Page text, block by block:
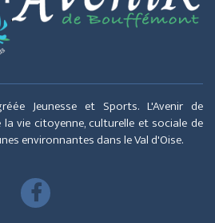
Jeunesse et Sports. L'Avenir de
vie citoyenne, culturelle et sociale de
environnantes dans le Val d'Oise.